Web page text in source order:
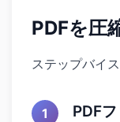
PDFを圧
ステップバイ
PDF